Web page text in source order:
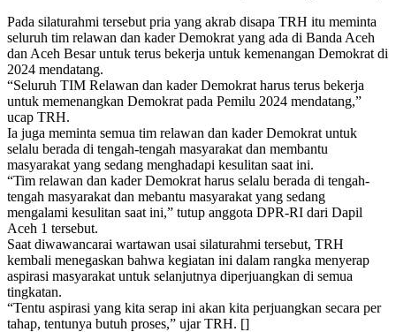
Pada silaturahmi tersebut pria yang akrab disapa TRH itu meminta
seluruh tim relawan dan kader Demokrat yang ada di Banda Aceh
dan Aceh Besar untuk terus bekerja untuk kemenangan Demokrat di
2024 mendatang.
“Seluruh TIM Relawan dan kader Demokrat harus terus bekerja
untuk memenangkan Demokrat pada Pemilu 2024 mendatang,”
ucap TRH.
Ia juga meminta semua tim relawan dan kader Demokrat untuk
selalu berada di tengah-tengah masyarakat dan membantu
masyarakat yang sedang menghadapi kesulitan saat ini.
“Tim relawan dan kader Demokrat harus selalu berada di tengah-
tengah masyarakat dan mebantu masyarakat yang sedang
mengalami kesulitan saat ini,” tutup anggota DPR-RI dari Dapil
Aceh 1 tersebut.
Saat diwawancarai wartawan usai silaturahmi tersebut, TRH
kembali menegaskan bahwa kegiatan ini dalam rangka menyerap
aspirasi masyarakat untuk selanjutnya diperjuangkan di semua
tingkatan.
“Tentu aspirasi yang kita serap ini akan kita perjuangkan secara per
tahap, tentunya butuh proses,” ujar TRH. []